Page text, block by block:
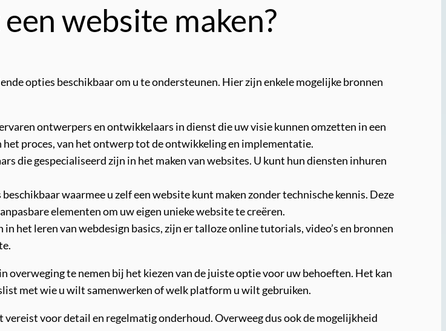
website maken?
opties beschikbaar om u te ondersteunen. Hier zijn enkele mogelijke bronnen
ontwerpers en ontwikkelaars in dienst die uw visie kunnen omzetten in een
proces, van het ontwerp tot de ontwikkeling en implementatie.
die gespecialiseerd zijn in het maken van websites. U kunt hun diensten inhuren
waarmee u zelf een website kunt maken zonder technische kennis. Deze
elementen om uw eigen unieke website te creëren.
het leren van webdesign basics, zijn er talloze online tutorials, video’s en bronnen
te nemen bij het kiezen van de juiste optie voor uw behoeften. Het kan
met wie u wilt samenwerken of welk platform u wilt gebruiken.
voor detail en regelmatig onderhoud. Overweeg dus ook de mogelijkheid